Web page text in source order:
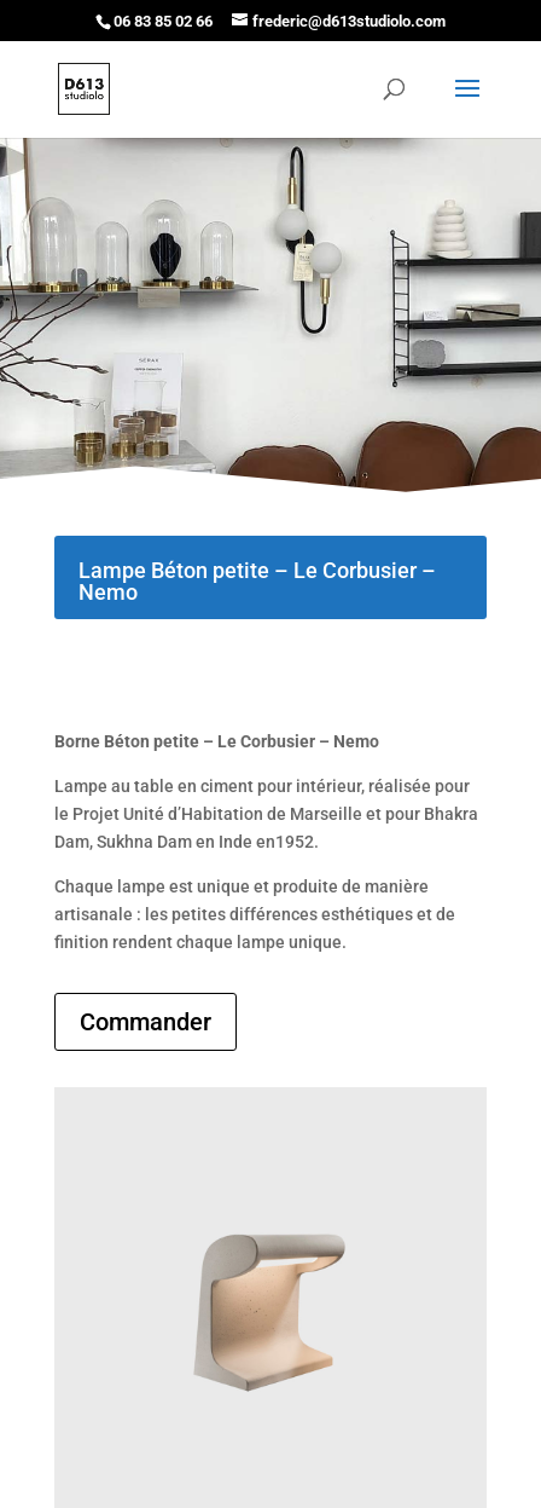
06 83 85 02 66 frederic@d613studiolo.com
Lampe Béton petite – Le Corbusier –
Nemo
Borne Béton petite – Le Corbusier – Nemo
Lampe au table en ciment pour intérieur, réalisée pour
le Projet Unité d’Habitation de Marseille et pour Bhakra
Dam, Sukhna Dam en Inde en1952.
Chaque lampe est unique et produite de manière
artisanale : les petites différences esthétiques et de
finition rendent chaque lampe unique.
Commander